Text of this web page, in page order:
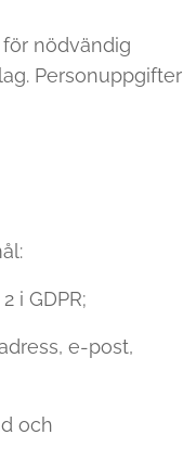
nödvändig
Personuppgifter
i GDPR;
e-post,
och